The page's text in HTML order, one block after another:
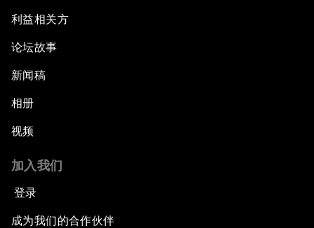
利益相关方
论坛故事
新闻稿
相册
视频
加入我们
登录
成为我们的合作伙伴